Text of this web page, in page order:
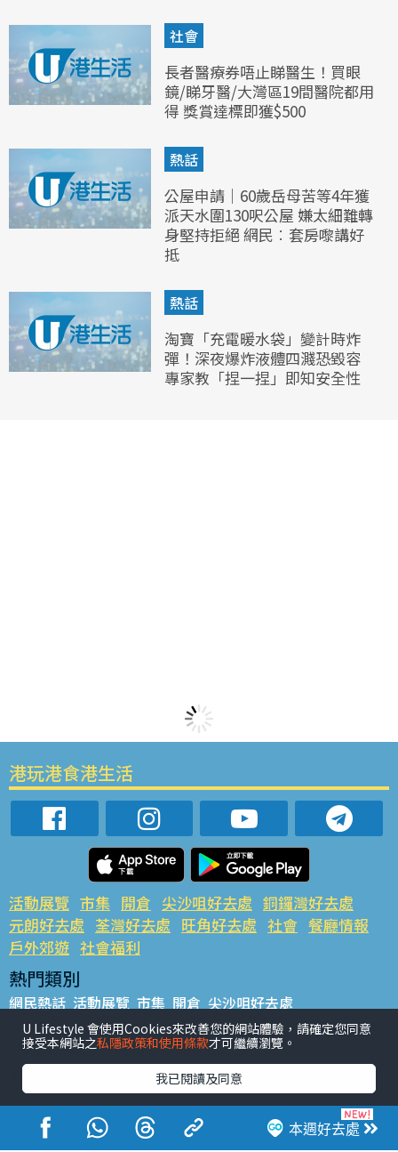
社會
長者醫療券唔止睇醫生！買眼
鏡/睇牙醫/大灣區19間醫院都用
得 獎賞達標即獲$500
熱話
公屋申請｜60歲岳母苦等4年獲
派天水圍130呎公屋 嫌太細難轉
身堅持拒絕 網民︰套房嚟講好
抵
熱話
淘寶「充電暖水袋」變計時炸
彈！深夜爆炸液體四濺恐毀容
專家教「捏一捏」即知安全性
本週好去處
港玩港食港生活
活動展覽 市集 開倉 尖沙咀好去處 銅鑼灣好去處
元朗好去處 荃灣好去處 旺角好去處 社會 餐廳情報
戶外郊遊 社會福利
熱門類別
網民熱話 活動展覽 市集 開倉 尖沙咀好去處
銅鑼灣好去處 元朗好去處 荃灣好去處 旺角好去處 社會
餐廳情報 戶外郊遊
熱門標籤
#UGO搵好去處 #人氣活動推介 #美食社群熱話
#親子玩樂好去處
#ULifestyle應用程式
#限時搶
#UJetso禮物放送
#ULifestyle商戶中心 #著數 #網絡熱話
U Lifestyle 會使用Cookies來改善您的網站體驗，請確定您同意
接受本網站之私隱政策和使用條款才可繼續瀏覽。
我已閱讀及同意